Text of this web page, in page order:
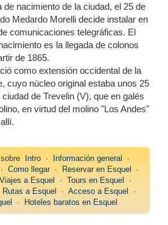
nacimiento de la ciudad, el 25 de
Medardo Morelli decide instalar en
comunicaciones telegráficas. El
es la llegada de colonos
de 1865.
como extensión occidental de la
cuyo núcleo original estaba unos 25
de Trevelin (V), que en galés
en virtud del molino "Los Andes"
sobre Intro ∙ Información general ∙
∙ Como llegar∙ Reservar en Esquel ∙
Viajes a Esquel ∙ Tours en Esquel ∙
Rutas a Esquel ∙ Acceso a Esquel ∙
∙ Hoteles baratos en Esquel